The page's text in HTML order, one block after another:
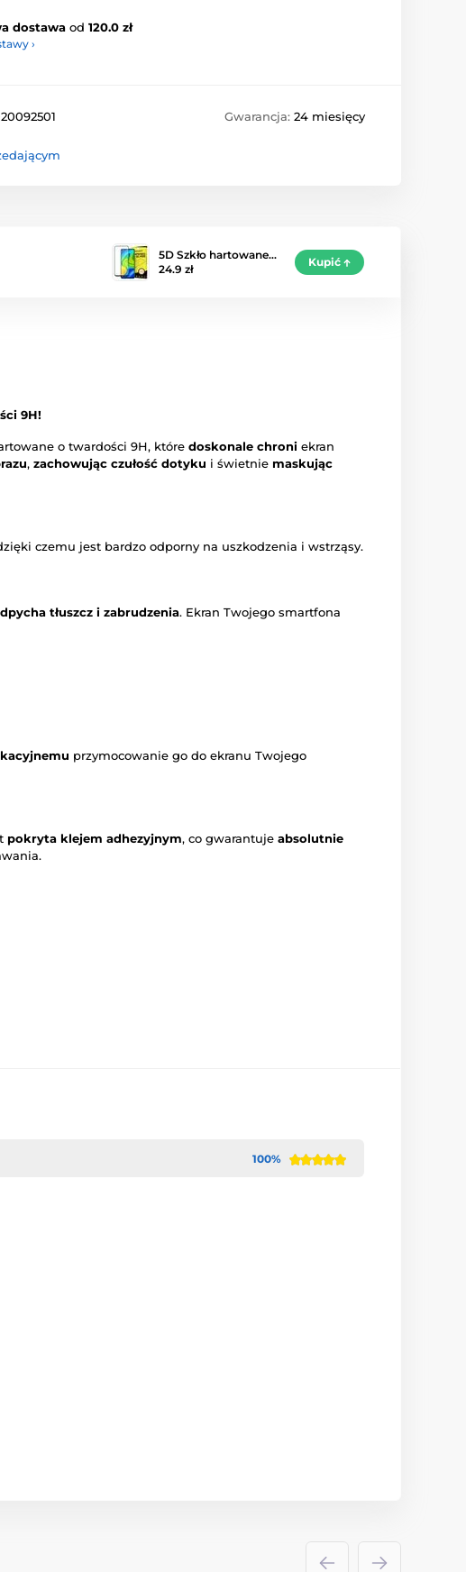
dostawa od 120.0 zł
›
Gwarancja: 24 miesięcy
5D Szkło hartowane…
24.9 zł
Kupić
9H!
o twardości 9H, które doskonale chroni ekran
, zachowując czułość dotyku i świetnie maskując
czemu jest bardzo odporny na uszkodzenia i wstrząsy.
tłuszcz i zabrudzenia. Ekran Twojego smartfona
przymocowanie go do ekranu Twojego
pokryta klejem adhezyjnym, co gwarantuje absolutnie
100%